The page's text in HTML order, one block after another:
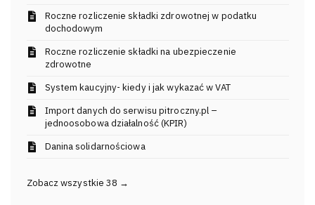
Roczne rozliczenie składki zdrowotnej w podatku
dochodowym
Roczne rozliczenie składki na ubezpieczenie
zdrowotne
System kaucyjny- kiedy i jak wykazać w VAT
Import danych do serwisu pitroczny.pl –
jednoosobowa działalność (KPIR)
Danina solidarnościowa
Zobacz wszystkie 38 →